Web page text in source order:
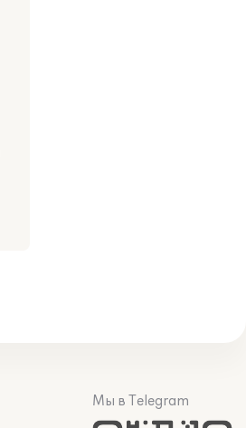
Мы в Telegram